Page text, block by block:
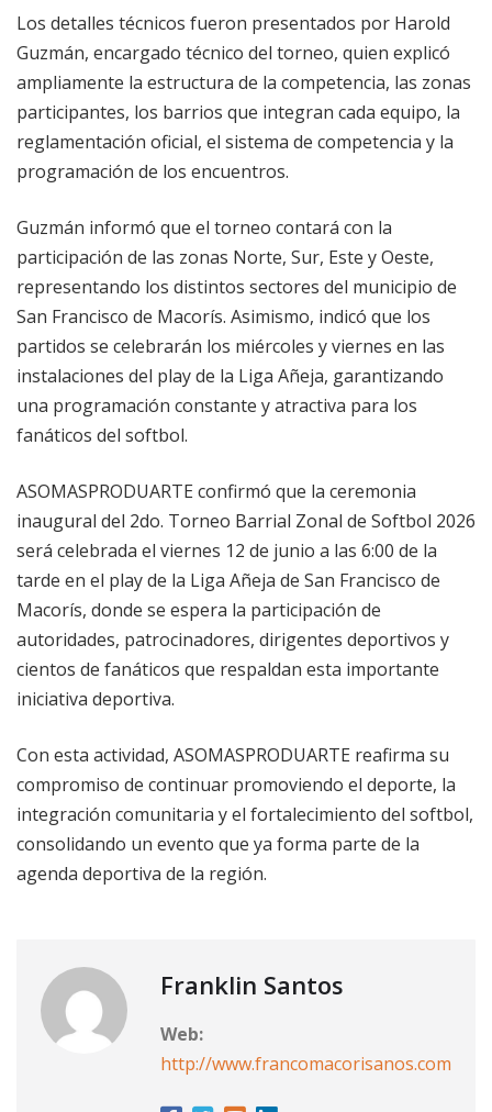
Los detalles técnicos fueron presentados por Harold
Guzmán, encargado técnico del torneo, quien explicó
ampliamente la estructura de la competencia, las zonas
participantes, los barrios que integran cada equipo, la
reglamentación oficial, el sistema de competencia y la
programación de los encuentros.
Guzmán informó que el torneo contará con la
participación de las zonas Norte, Sur, Este y Oeste,
representando los distintos sectores del municipio de
San Francisco de Macorís. Asimismo, indicó que los
partidos se celebrarán los miércoles y viernes en las
instalaciones del play de la Liga Añeja, garantizando
una programación constante y atractiva para los
fanáticos del softbol.
ASOMASPRODUARTE confirmó que la ceremonia
inaugural del 2do. Torneo Barrial Zonal de Softbol 2026
será celebrada el viernes 12 de junio a las 6:00 de la
tarde en el play de la Liga Añeja de San Francisco de
Macorís, donde se espera la participación de
autoridades, patrocinadores, dirigentes deportivos y
cientos de fanáticos que respaldan esta importante
iniciativa deportiva.
Con esta actividad, ASOMASPRODUARTE reafirma su
compromiso de continuar promoviendo el deporte, la
integración comunitaria y el fortalecimiento del softbol,
consolidando un evento que ya forma parte de la
agenda deportiva de la región.
Franklin Santos
Web:
http://www.francomacorisanos.com